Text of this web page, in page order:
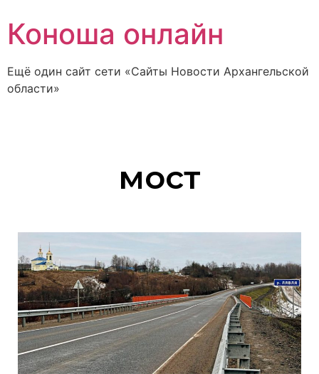
Коноша онлайн
Ещё один сайт сети «Сайты Новости Архангельской
области»
мост